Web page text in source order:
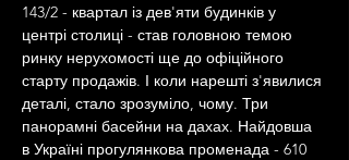
143/2 - квартал із дев'яти будинків у
центрі столиці - став головною темою
ринку нерухомості ще до офіційного
старту продажів. І коли нарешті з'явилися
деталі, стало зрозуміло, чому. Три
панорамні басейни на дахах. Найдовша
в Україні прогулянкова променада - 610